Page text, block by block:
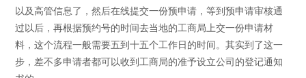
以及高管信息了，然后在线提交一份预申请，等到预申请审核通
过以后，再根据预约号的时间去当地的工商局上交一份申请材
料，这个流程一般需要五到十五个工作日的时间。其实到了这一
步，差不多申请者都可以收到工商局的准予设立公司的登记通知